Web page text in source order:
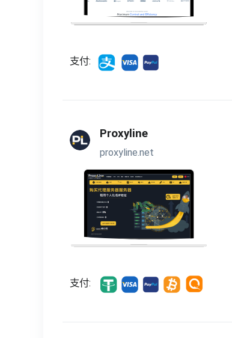
支付:
Proxyline
proxyline.net
支付: